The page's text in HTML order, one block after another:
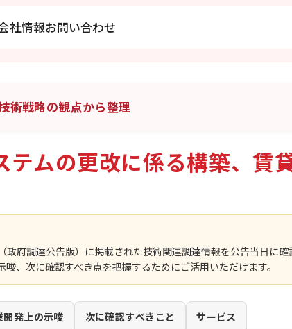
社情報お問い合わせ
術戦略の観点から整理
ムの更改に係る構築、賃
府調達公告版）に掲載された技術関連調達情報を公告当日に
、次に確認すべき点を把握するためにご活用いただけます。
開発上の示唆 次に確認すべきこと サービス